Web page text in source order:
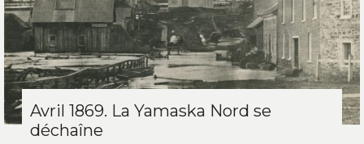
Avril 1869. La Yamaska Nord se
déchaîne